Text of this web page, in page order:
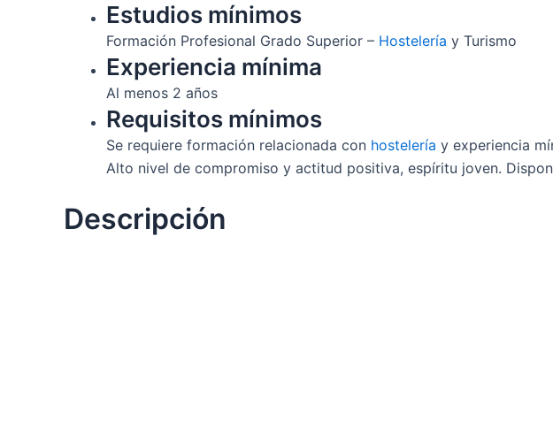
Estudios mínimos
Formación Profesional Grado Superior – Hostelería y Turismo
Experiencia mínima
Al menos 2 años
Requisitos mínimos
Se requiere formación relacionada con hostelería y experiencia
Alto nivel de compromiso y actitud positiva, espíritu joven.
Descripción